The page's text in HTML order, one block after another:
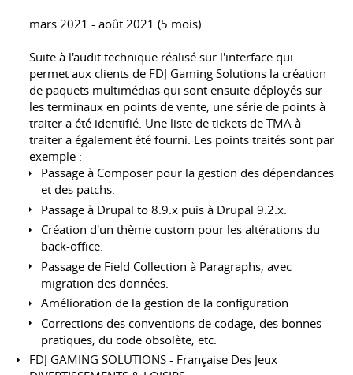
mars 2021 - août 2021 (5 mois)
Suite à l'audit technique réalisé sur l'interface qui
permet aux clients de FDJ Gaming Solutions la création
de paquets multimédias qui sont ensuite déployés sur
les terminaux en points de vente, une série de points à
traiter a été identifié. Une liste de tickets de TMA à
traiter a également été fourni. Les points traités sont par
exemple :
Passage à Composer pour la gestion des dépendances
et des patchs.
Passage à Drupal to 8.9.x puis à Drupal 9.2.x.
Création d'un thème custom pour les altérations du
back-office.
Passage de Field Collection à Paragraphs, avec
migration des données.
Amélioration de la gestion de la configuration
Corrections des conventions de codage, des bonnes
pratiques, du code obsolète, etc.
FDJ GAMING SOLUTIONS - Française Des Jeux